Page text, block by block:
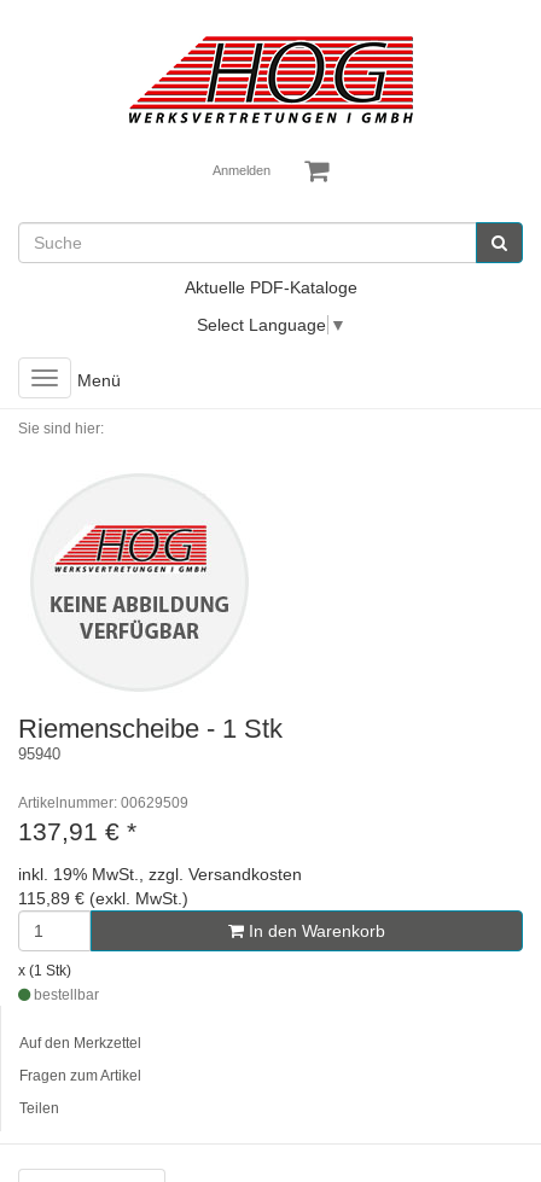
Anmelden
Aktuelle PDF-Kataloge
Select Language ▼
Toggle
navigation
Menü
Sie sind hier:
Riemenscheibe - 1 Stk
95940
Artikelnummer: 00629509
137,91 € *
inkl. 19% MwSt., zzgl. Versandkosten
115,89 € (exkl. MwSt.)
In den Warenkorb
x (1 Stk)
bestellbar
Auf den Merkzettel
Fragen zum Artikel
Teilen